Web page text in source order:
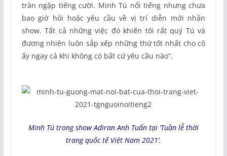
tràn ngập tiếng cười. Minh Tú nổi tiếng nhưng chưa
bao giờ hỏi hoặc yêu cầu về vị trí diễn mới nhận
show. Tất cả những việc đó khiến tôi rất quý Tú và
đương nhiên luôn sắp xếp những thứ tốt nhất cho cô
ấy ngay cả khi không có bất cứ yêu cầu nào”.
Minh Tú trong show Adiran Anh Tuấn tại ‘Tuần lễ thời
trang quốc tế Việt Nam 2021’.